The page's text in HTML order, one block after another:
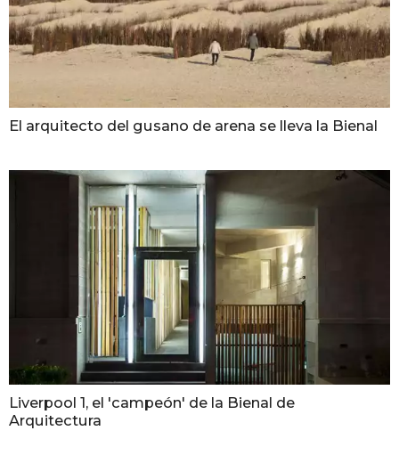
El arquitecto del gusano de arena se lleva la Bienal
Liverpool 1, el 'campeón' de la Bienal de
Arquitectura